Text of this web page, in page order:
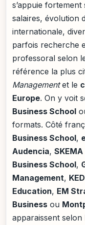
s’appuie
salaires, évolution
internationale,
parfois recherche
professoral selon
référence la plus
Managementet le
Europe. On y voit
Business School
formats. Côté
Business School,
Audencia,
Business School,
Management,
Education, EM
Business ou
apparaissent selon